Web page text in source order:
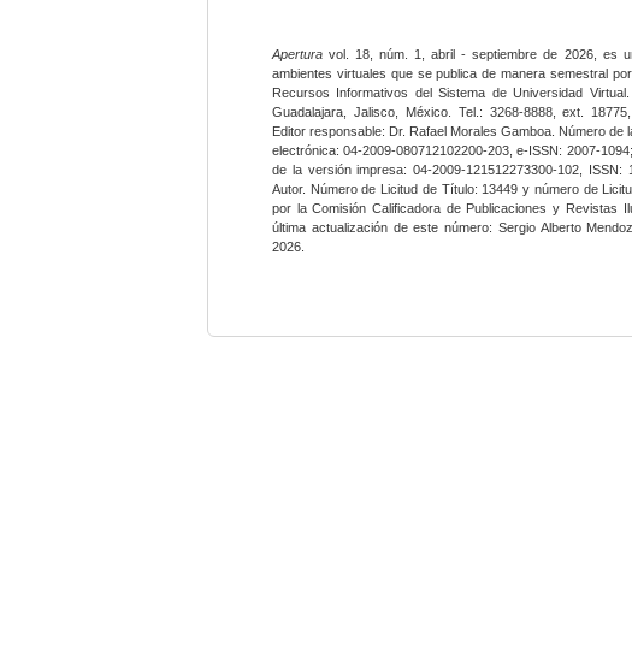
Apertura vol. 18, núm. 1, abril - septiembre de 2026, es
ambientes virtuales que se publica de manera semestral
Recursos Informativos del Sistema de Universidad
Guadalajara, Jalisco, México. Tel.: 3268-8888, ext.
Editor responsable: Dr. Rafael Morales Gamboa. Número
electrónica: 04-2009-080712102200-203, e-ISSN: 2007-
de la versión impresa: 04-2009-121512273300-102,
Autor. Número de Licitud de Título: 13449 y número de
por la Comisión Calificadora de Publicaciones y Revistas
última actualización de este número: Sergio Alberto
2026.